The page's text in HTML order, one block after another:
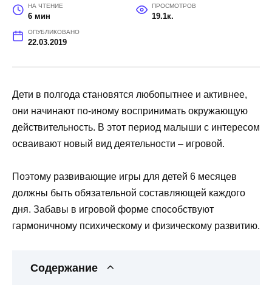
НА ЧТЕНИЕ
6 мин
ПРОСМОТРОВ
19.1к.
ОПУБЛИКОВАНО
22.03.2019
Дети в полгода становятся любопытнее и активнее,
они начинают по-иному воспринимать окружающую
действительность. В этот период малыши с интересом
осваивают новый вид деятельности – игровой.
Поэтому развивающие игры для детей 6 месяцев
должны быть обязательной составляющей каждого
дня. Забавы в игровой форме способствуют
гармоничному психическому и физическому развитию.
Содержание